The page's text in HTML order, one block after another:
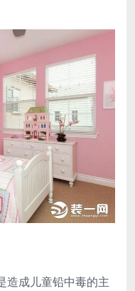
造成儿童铅中毒的主